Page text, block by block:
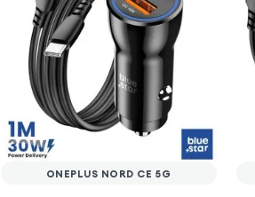
ONEPLUS NORD CE 5G